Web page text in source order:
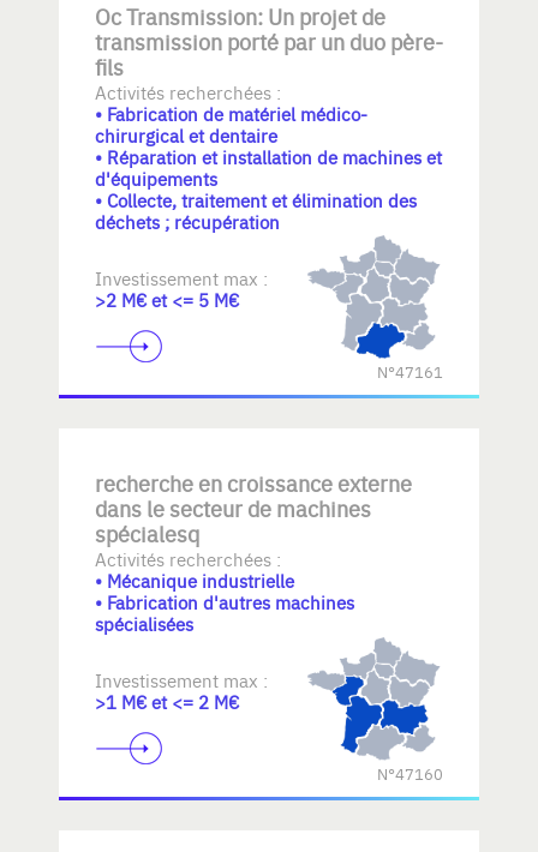
Oc Transmission: Un projet de
transmission porté par un duo père-
fils
Activités recherchées :
• Fabrication de matériel médico-
chirurgical et dentaire
• Réparation et installation de machines et
d'équipements
• Collecte, traitement et élimination des
déchets ; récupération
Investissement max :
>2 M€ et <= 5 M€
N°47161
recherche en croissance externe
dans le secteur de machines
spécialesq
Activités recherchées :
• Mécanique industrielle
• Fabrication d'autres machines
spécialisées
Investissement max :
>1 M€ et <= 2 M€
N°47160